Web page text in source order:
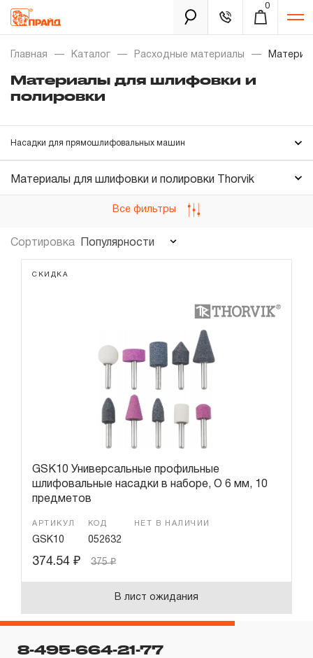
0
Каталог
Золотая лихорадка
Распродажа
О нас
Новости
Доставка и оплата
Забыли пароль?
Главная Каталог Расходные материалы
Материалы для шлифовки и
полировки
Насадки для прямошлифовальных машин
Материалы для шлифовки и полировки Thorvik
Все фильтры
Сортировка Популярности
СКИДКА
GSK10 Универсальные профильные
шлифовальные насадки в наборе, O 6 мм, 10
предметов
АРТИКУЛ
GSK10
КОД
052632
НЕТ В НАЛИЧИИ
374.54 ₽ 375₽
В лист ожидания
8-495-664-21-77